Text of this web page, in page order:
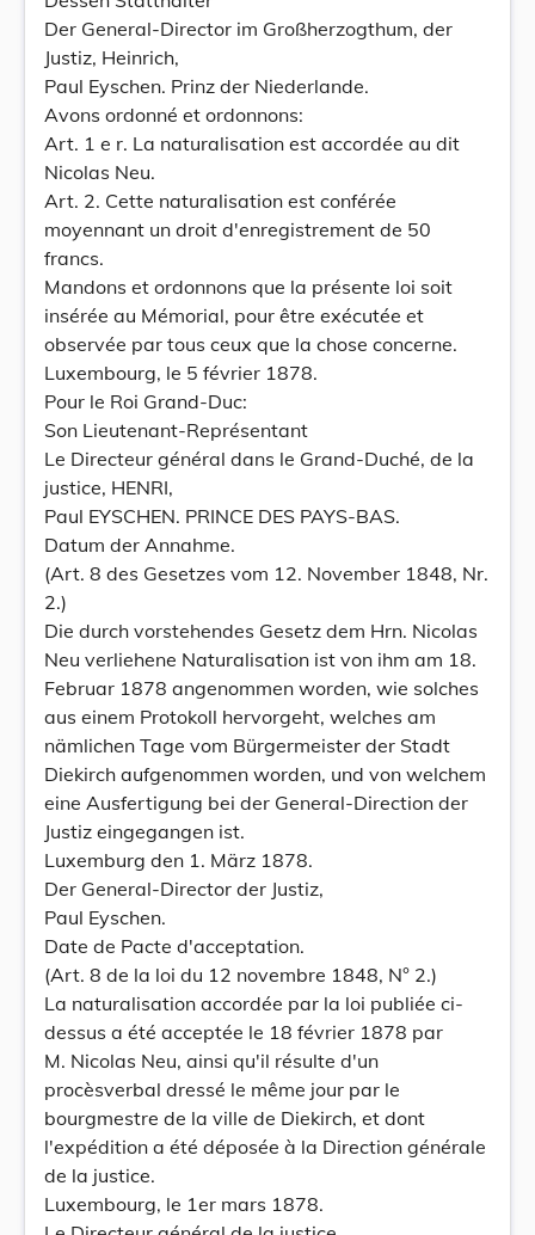
Der General-Director im Großherzogthum, der
Justiz, Heinrich,
Paul Eyschen. Prinz der Niederlande.
Avons ordonné et ordonnons:
Art. 1 e r. La naturalisation est accordée au dit
Nicolas Neu.
Art. 2. Cette naturalisation est conférée
moyennant un droit d'enregistrement de 50
francs.
Mandons et ordonnons que la présente loi soit
insérée au Mémorial, pour être exécutée et
observée par tous ceux que la chose concerne.
Luxembourg, le 5 février 1878.
Pour le Roi Grand-Duc:
Son Lieutenant-Représentant
Le Directeur général dans le Grand-Duché, de la
justice, HENRI,
Paul EYSCHEN. PRINCE DES PAYS-BAS.
Datum der Annahme.
(Art. 8 des Gesetzes vom 12. November 1848, Nr.
2.)
Die durch vorstehendes Gesetz dem Hrn. Nicolas
Neu verliehene Naturalisation ist von ihm am 18.
Februar 1878 angenommen worden, wie solches
aus einem Protokoll hervorgeht, welches am
nämlichen Tage vom Bürgermeister der Stadt
Diekirch aufgenommen worden, und von welchem
eine Ausfertigung bei der General-Direction der
Justiz eingegangen ist.
Luxemburg den 1. März 1878.
Der General-Director der Justiz,
Paul Eyschen.
Date de Pacte d'acceptation.
(Art. 8 de la loi du 12 novembre 1848, N° 2.)
La naturalisation accordée par la loi publiée ci-
dessus a été acceptée le 18 février 1878 par
M. Nicolas Neu, ainsi qu'il résulte d'un
procèsverbal dressé le même jour par le
bourgmestre de la ville de Diekirch, et dont
l'expédition a été déposée à la Direction générale
de la justice.
Luxembourg, le 1er mars 1878.